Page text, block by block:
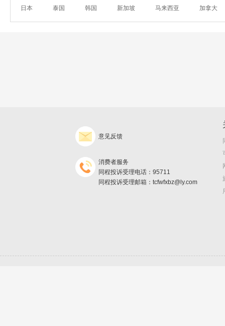
日本 泰国 韩国 新加坡 马来西亚 加拿大
意见反馈
消费者服务
同程投诉受理电话：95711
同程投诉受理邮箱：tcfwfxbz@ly.com